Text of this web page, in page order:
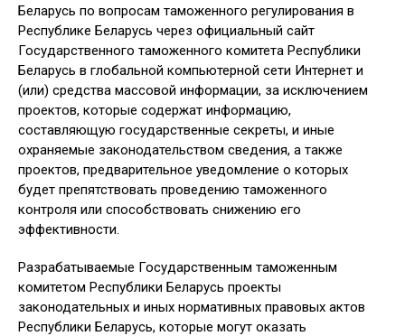
Беларусь по вопросам таможенного регулирования в
Республике Беларусь через официальный сайт
Государственного таможенного комитета Республики
Беларусь в глобальной компьютерной сети Интернет и
(или) средства массовой информации, за исключением
проектов, которые содержат информацию,
составляющую государственные секреты, и иные
охраняемые законодательством сведения, а также
проектов, предварительное уведомление о которых
будет препятствовать проведению таможенного
контроля или способствовать снижению его
эффективности.
Разрабатываемые Государственным таможенным
комитетом Республики Беларусь проекты
законодательных и иных нормативных правовых актов
Республики Беларусь, которые могут оказать